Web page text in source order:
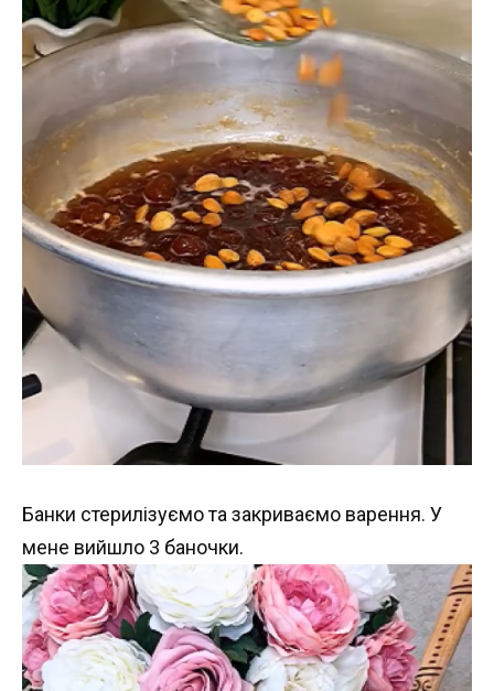
Банки стерилізуємо та закриваємо варення. У
мене вийшло 3 баночки.